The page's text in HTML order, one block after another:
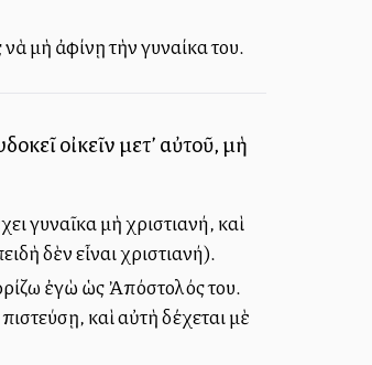
μὴ ἀφίνῃ τὴν γυναίκα του.
οἰκεῖν μετ’ αὐτοῦ, μὴ
γυναῖκα μὴ χριστιανή, καὶ
δὲν εἶναι χριστιανή).
ἐγὼ ὡς Ἀπόστολός του.
καὶ αὐτὴ δέχεται μὲ